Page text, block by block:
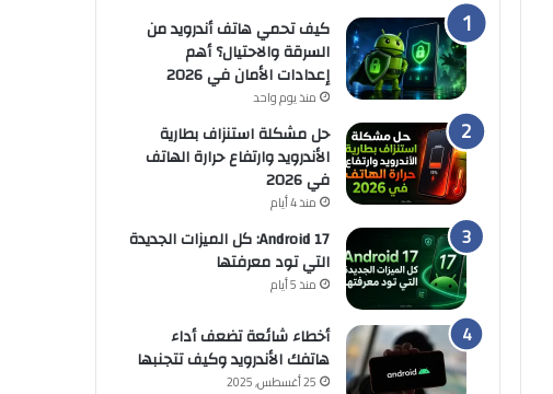
كيف تحمي هاتف أندرويد من
السرقة والاحتيال؟ أهم
إعدادات الأمان في 2026
منذ يوم واحد
حل مشكلة استنزاف بطارية
الأندرويد وارتفاع حرارة الهاتف
في 2026
منذ 4 أيام
Android 17: كل الميزات الجديدة
التي تود معرفتها
منذ 5 أيام
أخطاء شائعة تضعف أداء
هاتفك الأندرويد وكيف تتجنبها
25 أغسطس, 2025